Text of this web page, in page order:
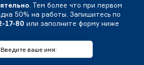
. Тем более что при первом
50% на работы. Запишитесь по
17-80 или заполните форму ниже